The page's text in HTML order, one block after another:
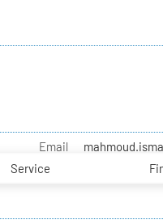
Service
Email